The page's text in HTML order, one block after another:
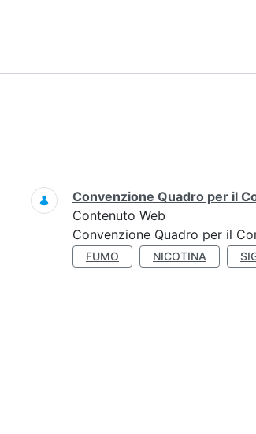
- Eventi
Ricerca
Convenzione Quadro per il
Contenuto Web
Convenzione Quadro per il
FUMO NICOTINA